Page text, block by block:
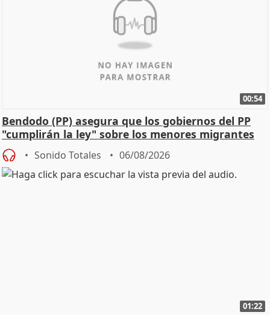
00:54
Bendodo (PP) asegura que los gobiernos del PP
"cumplirán la ley" sobre los menores migrantes
Sonido Totales 06/08/2026
01:22